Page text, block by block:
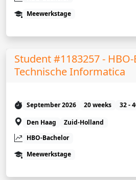
Meewerkstage
Student #1183257 -
Technische Informatica
September 2026 20 weeks
32 -
Den Haag
Zuid-Holland
HBO-Bachelor
Meewerkstage